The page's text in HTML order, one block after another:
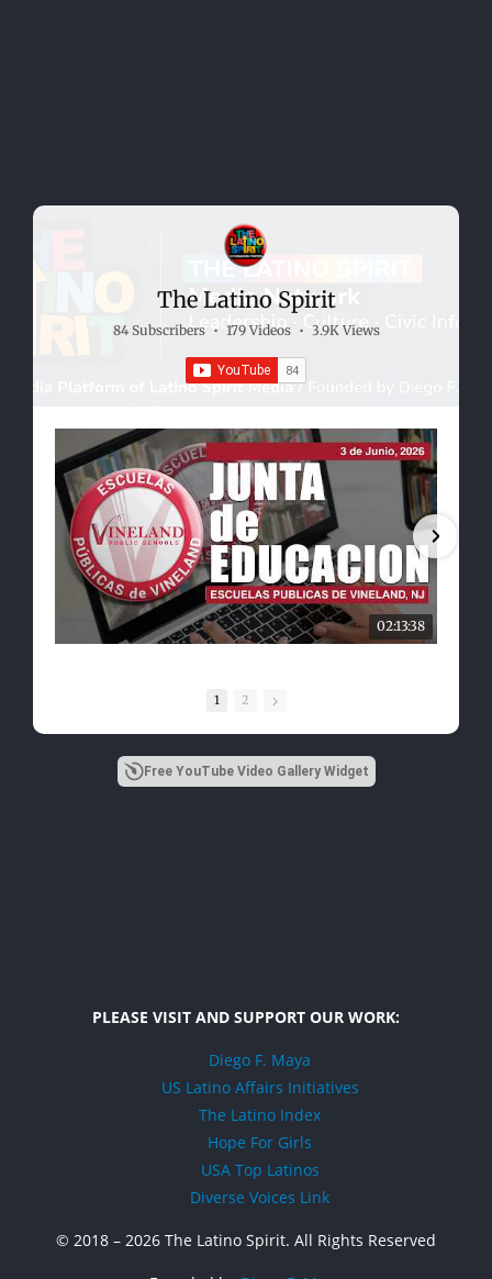
The Latino Spirit
84 Subscribers • 179 Videos • 3.9K Views
02:13:38
1 2
Free YouTube Video Gallery Widget
PLEASE VISIT AND SUPPORT OUR WORK:
Diego F. Maya
US Latino Affairs Initiatives
The Latino Index
Hope For Girls
USA Top Latinos
Diverse Voices Link
© 2018 – 2026 The Latino Spirit. All Rights Reserved